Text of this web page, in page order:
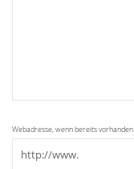
Webadresse, wenn bereits vorhanden